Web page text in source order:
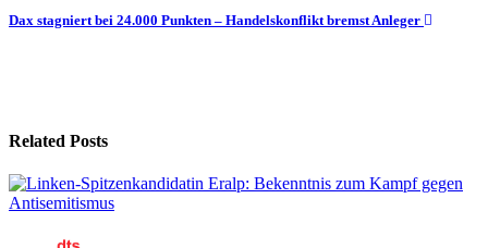
Dax stagniert bei 24.000 Punkten – Handelskonflikt bremst Anleger
Related Posts